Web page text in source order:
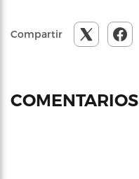
Compartir
COMENTARIOS